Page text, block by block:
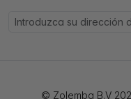
© Zolemba B.V